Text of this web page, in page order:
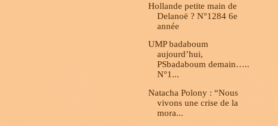
Hollande petite main de
Delanoë ? N°1284 6e
année
UMP badaboum
aujourd’hui,
PSbadaboum demain…..
N°1...
Natacha Polony : “Nous
vivons une crise de la
mora...